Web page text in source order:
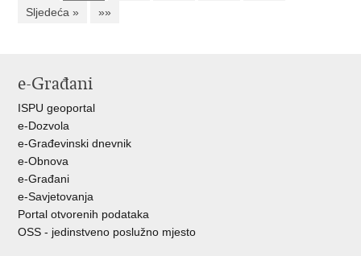
Sljedeća »
»»
e-Građani
ISPU geoportal
e-Dozvola
e-Građevinski dnevnik
e-Obnova
e-Građani
e-Savjetovanja
Portal otvorenih podataka
OSS - jedinstveno poslužno mjesto